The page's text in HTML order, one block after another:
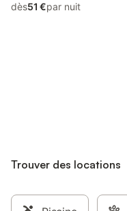
dès51 €par nuit
Trouver des locations